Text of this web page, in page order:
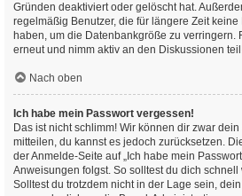
Gründen deaktiviert oder gelöscht hat.
regelmäßig Benutzer, die für längere Zeit
haben, um die Datenbankgröße zu verringern.
erneut und nimm aktiv an den Diskussionen
Nach oben
Ich habe mein Passwort vergessen!
Das ist nicht schlimm! Wir können dir zwar
mitteilen, du kannst es jedoch zurücksetzen.
der Anmelde-Seite auf „Ich habe mein
Anweisungen folgst. So solltest du dich
Solltest du trotzdem nicht in der Lage sein,